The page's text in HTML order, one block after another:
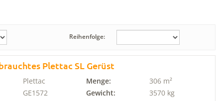
Reihenfolge:
Plettac SL Gerüst
Plettac Menge:
306 m²
GE1572 Gewicht: 3570 kg